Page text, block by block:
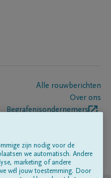
Alle rouwberichten
Over ons
Begrafenisondernemers
zijn nodig voor de
we automatisch. Andere
marketing of andere
wél jouw toestemming. Door